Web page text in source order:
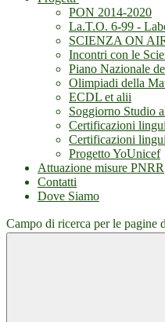
PON 2014-2020
La.T.O. 6-99 -
SCIENZA ON
Incontri con le
Piano Nazionale
Olimpiadi della
ECDL et alii
Soggiorno Studio
Certificazioni
Certificazioni
Progetto YoUnicef
Attuazione misure PNRR
Contatti
Dove Siamo
Campo di ricerca per le pagine